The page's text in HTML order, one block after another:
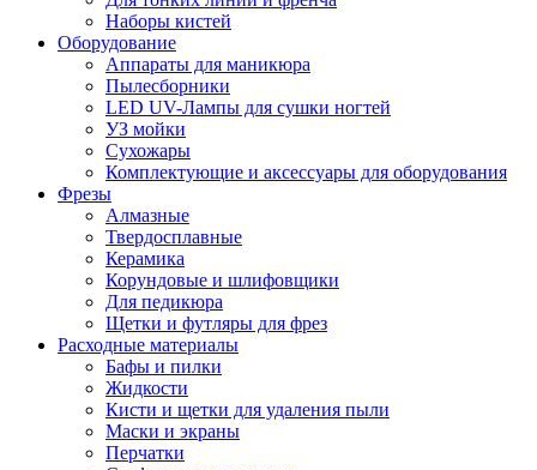
Наборы кистей
Оборудование
Аппараты для маникюра
Пылесборники
LED UV-Лампы для сушки ногтей
УЗ мойки
Сухожары
Комплектующие и аксессуары для оборудования
Фрезы
Алмазные
Твердосплавные
Керамика
Корундовые и шлифовщики
Для педикюра
Щетки и футляры для фрез
Расходные материалы
Бафы и пилки
Жидкости
Кисти и щетки для удаления пыли
Маски и экраны
Перчатки